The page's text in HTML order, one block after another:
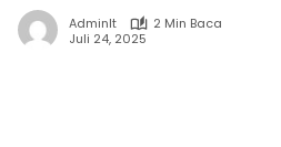
Adminlt
2 Min Baca
Juli 24, 2025